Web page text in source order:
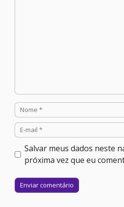
Nome
E-
mail
Salvar meus dados neste
próxima vez que eu
Site